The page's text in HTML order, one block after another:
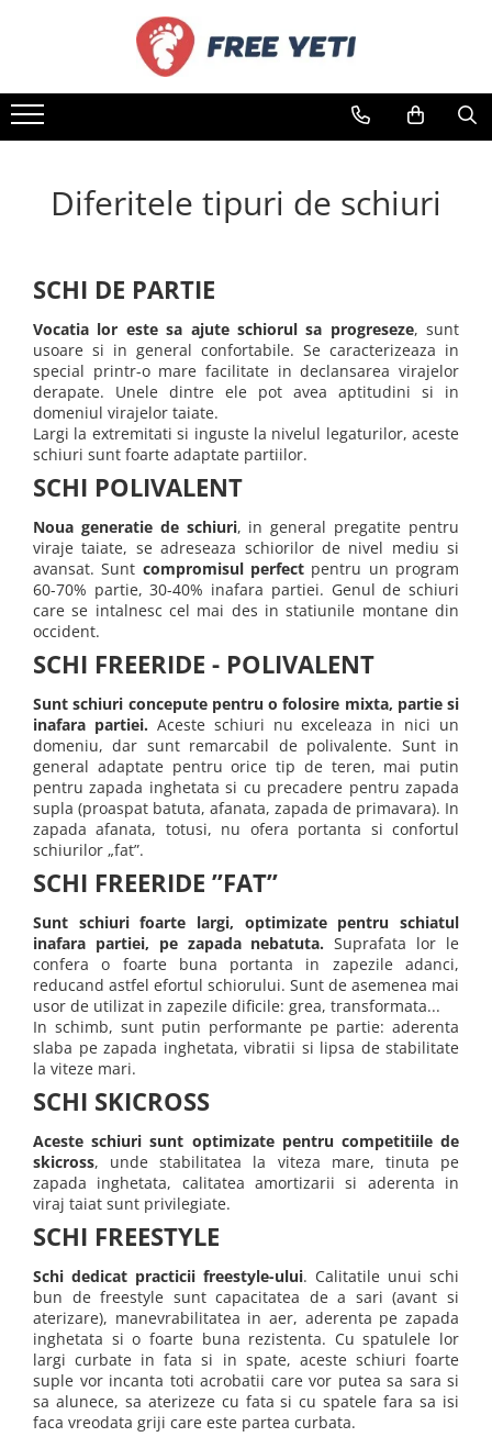
Schiuri
Schiuri sh modele feminine
Schiuri noi
Schiuri la preturi reduse
Schiuri sub 300 lei
Clăpari
Clăpari sh adulți
Clăpari sh copii
Bețe
Bețe sh adulți
Bețe sh copii
Bețe noi adulți
Bețe noi copii
Snowboard
Snwoboard sh modele feminine
Boots sh copii
Boots sh modele feminine
Pentru schiuri
Alegerea înălțimii schiurilor
Tipurile de snowboard
Marimea si lațtimea snowboardului
Informatii utile
Despre noi
Metode de plata
Politica de retur
Contact
Diferitele tipuri de schiuri
SCHI DE PARTIE
Vocatia lor este sa ajute schiorul sa progreseze, sunt
usoare si in general confortabile. Se caracterizeaza in
special printr-o mare facilitate in declansarea virajelor
derapate. Unele dintre ele pot avea aptitudini si in
domeniul virajelor taiate.
Largi la extremitati si inguste la nivelul legaturilor, aceste
schiuri sunt foarte adaptate partiilor.
SCHI POLIVALENT
Noua generatie de schiuri, in general pregatite pentru
viraje taiate, se adreseaza schiorilor de nivel mediu si
avansat. Sunt compromisul perfect pentru un program
60-70% partie, 30-40% inafara partiei. Genul de schiuri
care se intalnesc cel mai des in statiunile montane din
occident.
SCHI FREERIDE - POLIVALENT
Sunt schiuri concepute pentru o folosire mixta, partie si
inafara partiei. Aceste schiuri nu exceleaza in nici un
domeniu, dar sunt remarcabil de polivalente. Sunt in
general adaptate pentru orice tip de teren, mai putin
pentru zapada inghetata si cu precadere pentru zapada
supla (proaspat batuta, afanata, zapada de primavara). In
zapada afanata, totusi, nu ofera portanta si confortul
schiurilor „fat”.
SCHI FREERIDE ”FAT”
Sunt schiuri foarte largi, optimizate pentru schiatul
inafara partiei, pe zapada nebatuta. Suprafata lor le
confera o foarte buna portanta in zapezile adanci,
reducand astfel efortul schiorului. Sunt de asemenea mai
usor de utilizat in zapezile dificile: grea, transformata...
In schimb, sunt putin performante pe partie: aderenta
slaba pe zapada inghetata, vibratii si lipsa de stabilitate
la viteze mari.
SCHI SKICROSS
Aceste schiuri sunt optimizate pentru competitiile de
skicross, unde stabilitatea la viteza mare, tinuta pe
zapada inghetata, calitatea amortizarii si aderenta in
viraj taiat sunt privilegiate.
SCHI FREESTYLE
Schi dedicat practicii freestyle-ului. Calitatile unui schi
bun de freestyle sunt capacitatea de a sari (avant si
aterizare), manevrabilitatea in aer, aderenta pe zapada
inghetata si o foarte buna rezistenta. Cu spatulele lor
largi curbate in fata si in spate, aceste schiuri foarte
suple vor incanta toti acrobatii care vor putea sa sara si
sa alunece, sa aterizeze cu fata si cu spatele fara sa isi
faca vreodata griji care este partea curbata.